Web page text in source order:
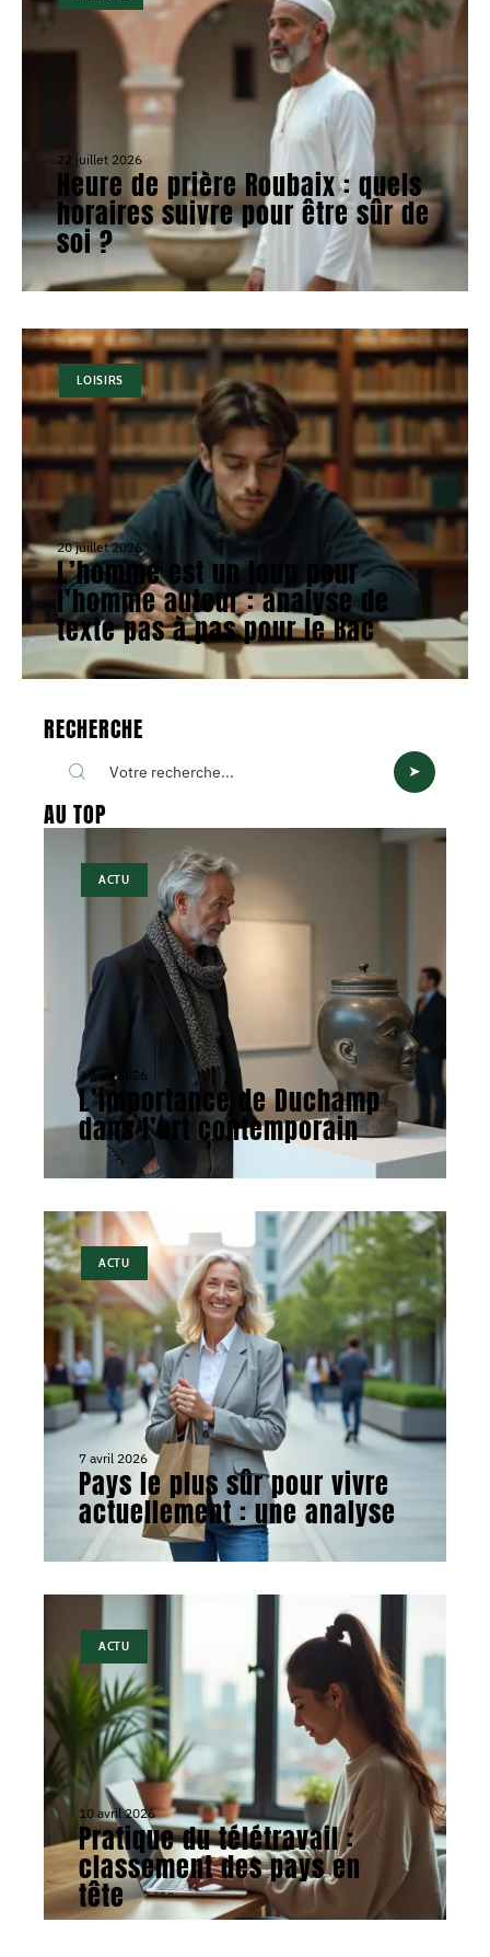
22 juillet 2026
Heure de prière Roubaix : quels
horaires suivre pour être sûr de
soi ?
LOISIRS
20 juillet 2026
L’homme est un loup pour
l’homme auteur : analyse de
texte pas à pas pour le Bac
RECHERCHE
AU TOP
ACTU
4 avril 2026
L’importance de Duchamp
dans l’art contemporain
ACTU
7 avril 2026
Pays le plus sûr pour vivre
actuellement : une analyse
ACTU
10 avril 2026
Pratique du télétravail :
classement des pays en
tête